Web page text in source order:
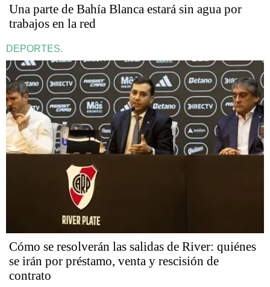
Una parte de Bahía Blanca estará sin agua por
trabajos en la red
DEPORTES.
Cómo se resolverán las salidas de River: quiénes
se irán por préstamo, venta y rescisión de
contrato